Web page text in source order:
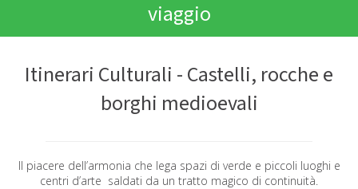
viaggio
Itinerari Culturali - Castelli, rocche e
borghi medioevali
Il piacere dell’armonia che lega spazi di verde e piccoli luoghi e
centri d’arte saldati da un tratto magico di continuità.